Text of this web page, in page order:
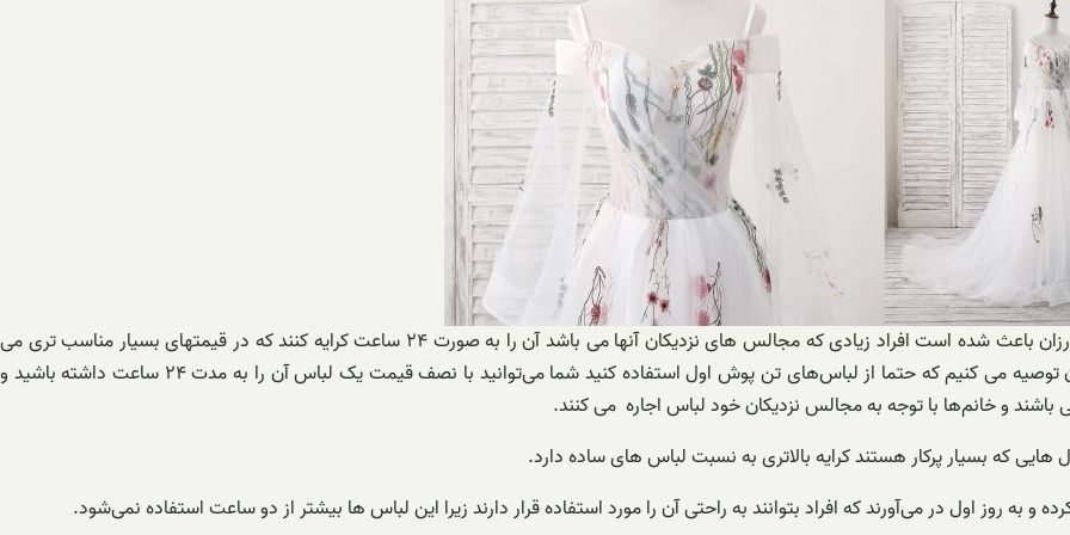
عرضه انواع لباس مجلسی اجاره ای در اصفهان با قیمت بسیار مناسب و ارزان باعث شده است افراد زیادی که مجالس های نزدیکان آنها می باشد آن را به صورت ۲۴ ساعت کرایه کنند که در قیمتهای بسیار مناسب تری می
توانند آن را تهیه کنند البته با توجه به بیماری های مختلف نام شما عزیزان توصیه می کنیم که حتما از لباس‌های تن پوش اول استفاده کنید شما می‌توانید با نصف قیمت یک لباس آن را به مدت ۲۴ ساعت داشته باشید و
و خانم‌ها با توجه به مجالس نزدیکان خود لباس اجاره می‌ کنند.
که بسیار پرکار هستند کرایه بالاتری به نسبت لباس های ساده دارد.
و به روز اول در می‌آورند که افراد بتوانند به راحتی آن را مورد استفاده قرار دارند زیرا این لباس ها بیشتر از دو ساعت استفاده نمی‌شود.